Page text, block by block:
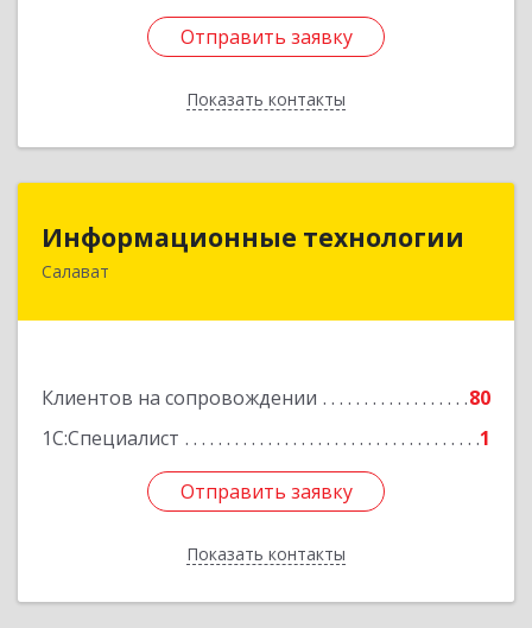
Отправить заявку
Показать контакты
Отправить заявку
Назад
Информационные технологии
Салават
Клиентов на сопровождении
80
1С:Специалист
1
Отправить заявку
Показать контакты
Информационные технологии
Отправить заявку
Назад